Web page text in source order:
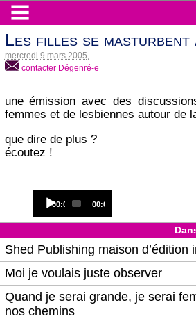
Les filles se masturbent
mercredi 9 mars 2005
contacter Dégenré-e
une émission avec des
femmes et de lesbiennes autour de
que dire de plus ?
écoutez !
Player
Current
00:00
Total
00:00
Shed Publishing maison d’édition
Moi je voulais juste observer
Quand je serai grande, je serai
nos chemins